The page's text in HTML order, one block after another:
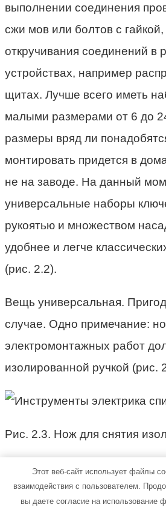
выполнении соединения
сжи мов или болтов с
откручивания соединений в
устройствах, например
щитах. Лучше всего иметь
малыми размерами от 6 до
размеры вряд ли
монтировать придется в
не на заводе. На данный
универсальные наборы
рукоятью и множеством
удобнее и легче
(рис. 2.2).
Вещь универсальная.
случае. Одно примечание:
электромонтажных работ
изолированной ручкой (рис.
Рис. 2.3. Нож для снятия
В магазинах широкий выбор
ножей для всех видов работ
Этот веб-сайт использует файлы
взаимодействия с пользователем.
вы даете согласие на использование